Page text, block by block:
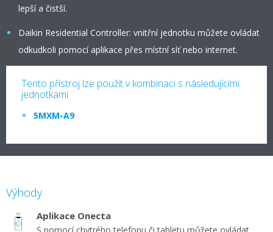
lepší a čistší.
Daikin Residential Controller: vnitřní jednotku můžete ovládat
odkudkoli pomocí aplikace přes místní síť nebo internet.
Tento přístroj lze použít v kombinaci s následujícími
jednotkami
5MXM-A9
Výhody
Aplikace Onecta